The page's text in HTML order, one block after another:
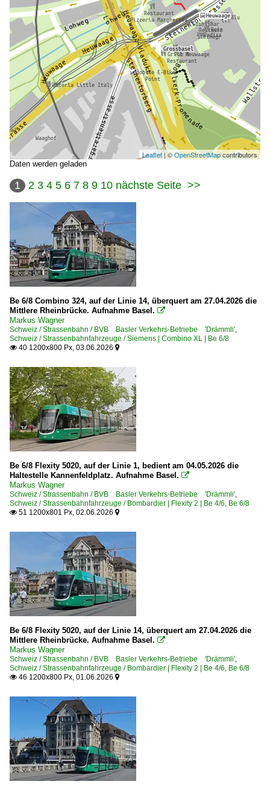
Leaflet | ©OpenStreetMapcontributors
Daten werden geladen
1 2 3 4 5 6 7 8 9 10 nächste Seite >>
Be 6/8 Combino 324, auf der Linie 14, überquert am 27.04.2026 die
Mittlere Rheinbrücke. Aufnahme Basel. 
Markus Wagner
Schweiz / Strassenbahn / BVB Basler Verkehrs-Betriebe 'Drämmli',
Schweiz / Strassenbahnfahrzeuge / Siemens | Combino XL | Be 6/8
 40 1200x800 Px, 03.06.2026 
Be 6/8 Flexity 5020, auf der Linie 1, bedient am 04.05.2026 die
Haltestelle Kannenfeldplatz. Aufnahme Basel. 
Markus Wagner
Schweiz / Strassenbahn / BVB Basler Verkehrs-Betriebe 'Drämmli',
Schweiz / Strassenbahnfahrzeuge / Bombardier | Flexity 2 | Be 4/6, Be 6/8
 51 1200x801 Px, 02.06.2026 
Be 6/8 Flexity 5020, auf der Linie 14, überquert am 27.04.2026 die
Mittlere Rheinbrücke. Aufnahme Basel. 
Markus Wagner
Schweiz / Strassenbahn / BVB Basler Verkehrs-Betriebe 'Drämmli',
Schweiz / Strassenbahnfahrzeuge / Bombardier | Flexity 2 | Be 4/6, Be 6/8
 46 1200x800 Px, 01.06.2026 